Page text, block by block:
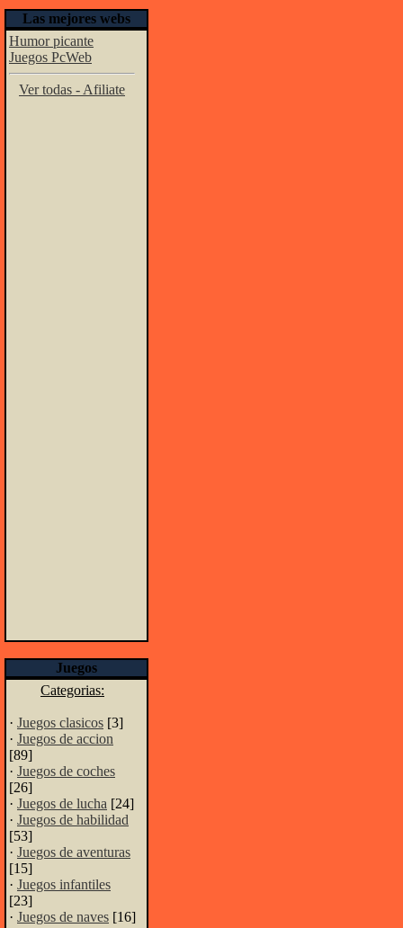
Las mejores webs
Humor picante
Juegos PcWeb
Ver todas - Afiliate
Juegos
Categorias:
· Juegos clasicos [3]
· Juegos de accion
[89]
· Juegos de coches
[26]
· Juegos de lucha [24]
· Juegos de habilidad
[53]
· Juegos de aventuras
[15]
· Juegos infantiles
[23]
· Juegos de naves [16]